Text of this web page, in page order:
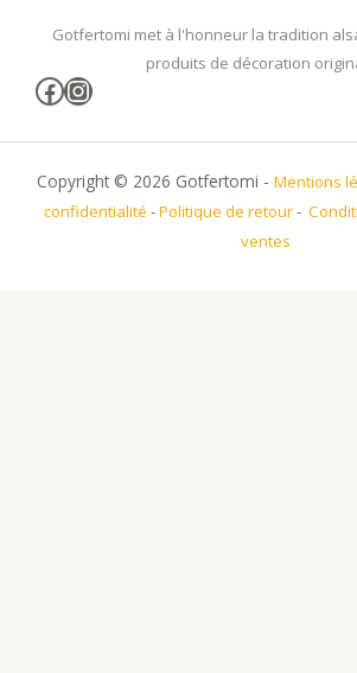
Gotfertomi met à l'honneur la tradition
produits de décoration
Facebook
Instagram
Copyright © 2026 Gotfertomi - Mentions
confidentialité -Politique de retour-
ventes